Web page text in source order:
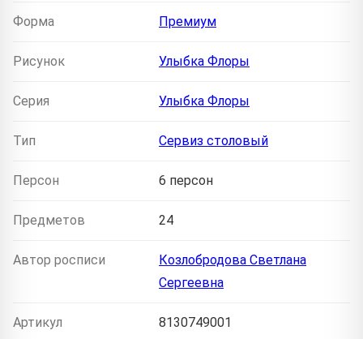
Форма Премиум
Рисунок Улыбка Флоры
Серия Улыбка Флоры
Тип Сервиз столовый
Персон 6 персон
Предметов 24
Автор росписи
Козлобродова Светлана
Сергеевна
Артикул 8130749001